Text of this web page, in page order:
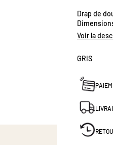
Drap de
Voir la
GRIS